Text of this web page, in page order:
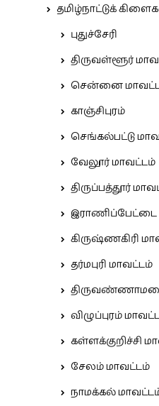
தமிழ்நாட்டுக்
புதுச்சேரி
திருவள்ளூர்
சென்னை
காஞ்சிபுரம்
செங்கல்பட்டு
வேலூர் மாவட்டம்
திருப்பத்தூர்
இராணிப்பேட்டை
கிருஷ்ணகிரி
தர்மபுரி மாவட்டம்
விழுப்புரம்
கள்ளக்குறிச்சி
சேலம் மாவட்டம்
நாமக்கல்